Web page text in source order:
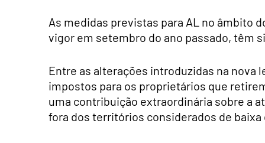
As medidas previstas para AL no âmbito
vigor em setembro do ano passado, têm
Entre as alterações introduzidas na nova
impostos para os proprietários que
uma contribuição extraordinária sobre a
fora dos territórios considerados de baixa